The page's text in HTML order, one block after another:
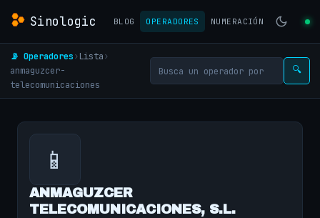
Sinologic BLOG OPERADORES NUMERACIÓN
📡 Operadores› Lista›
anmaguzcer-
telecomunicaciones
🔍
📱
ANMAGUZCER
TELECOMUNICACIONES, S.L.